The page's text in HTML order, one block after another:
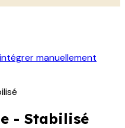
manuellement
- Stabilisé